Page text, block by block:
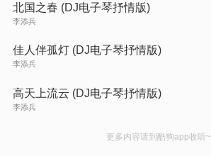
北国之春 (DJ电子琴抒情版)
李添兵
佳人伴孤灯 (DJ电子琴抒情版)
李添兵
高天上流云 (DJ电子琴抒情版)
李添兵
更多内容请到酷狗app收听~